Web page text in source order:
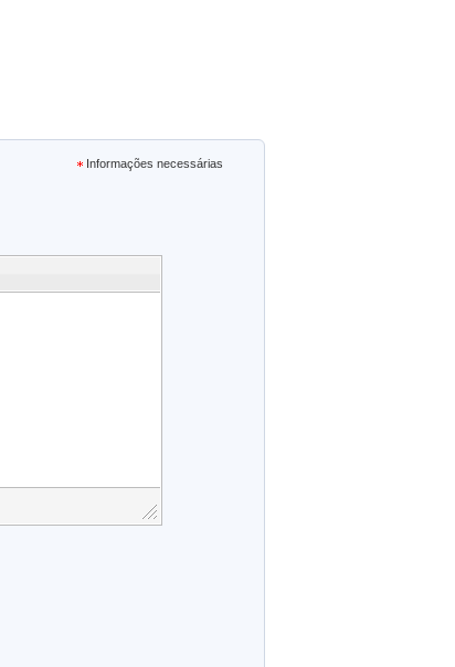
Informações necessárias